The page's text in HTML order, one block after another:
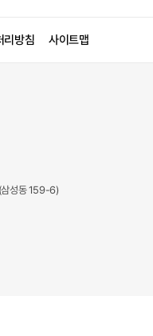
리방침 사이트맵
삼성동 159-6)